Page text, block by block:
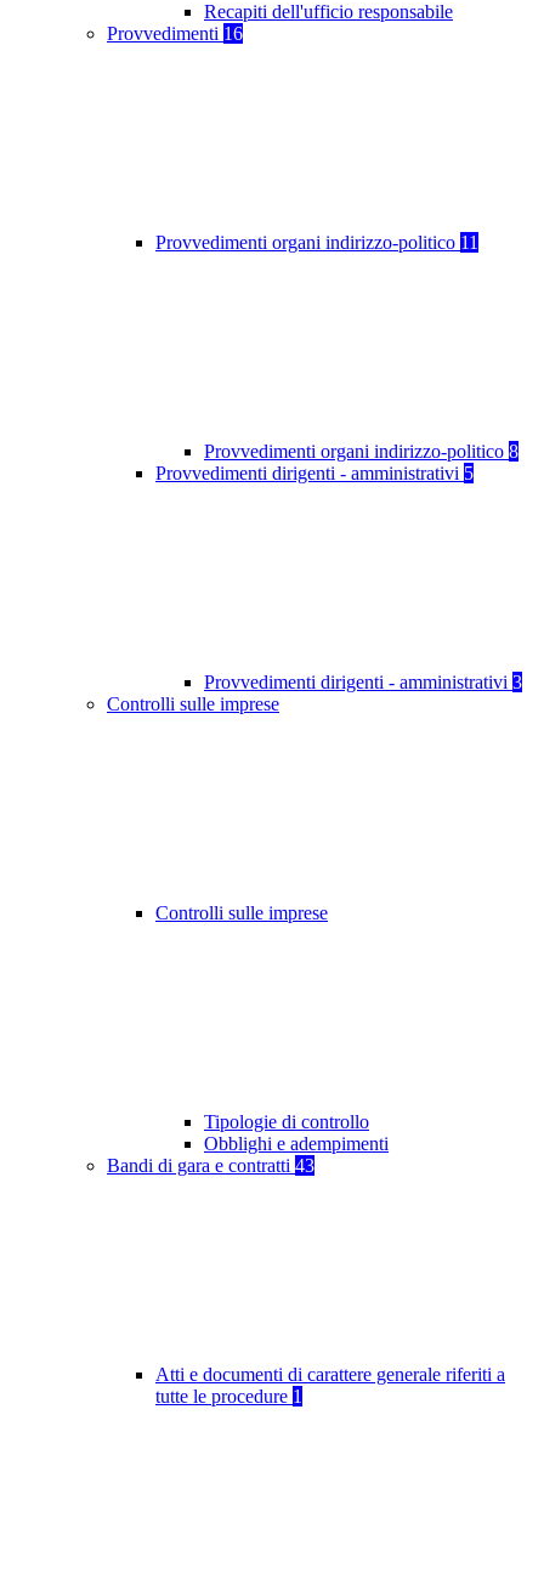
Recapiti dell'ufficio responsabile
Provvedimenti 16
Provvedimenti organi indirizzo-politico 11
Provvedimenti organi indirizzo-politico 8
Provvedimenti dirigenti - amministrativi 5
Provvedimenti dirigenti - amministrativi 3
Controlli sulle imprese
Controlli sulle imprese
Tipologie di controllo
Obblighi e adempimenti
Bandi di gara e contratti 43
Atti e documenti di carattere generale riferiti a
tutte le procedure 1